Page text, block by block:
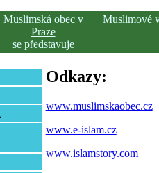
Muslimská obec v
Praze
se představuje
Muslimové
Odkazy:
www.muslimskaobec.cz
www.e-islam.cz
www.islamstory.com